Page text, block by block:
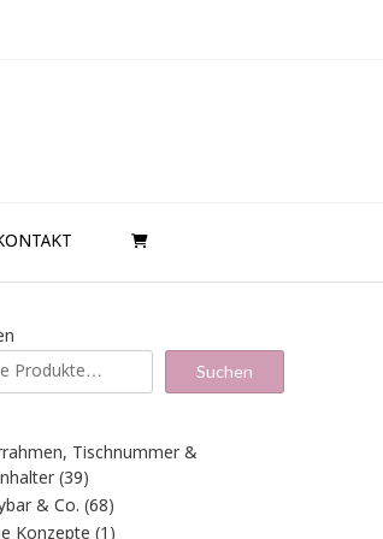
Suchen
Tischnummer &
3939
Produkte
& Co. 6868
Produkte
Konzepte 1 1